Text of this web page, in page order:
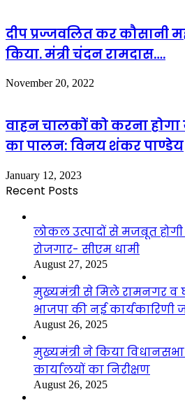
दीप प्रज्जवलित कर कौसानी
किया. मंत्री चंदन रामदास….
November 20, 2022
वाहन चालकों को करना होगा
का पालन: विनय शंकर पाण्डेय
January 12, 2023
Recent Posts
लोकल उत्पादों से मजबूत
रोजगार- सीएम धामी
August 27, 2025
मुख्यमंत्री से मिले रामनगर
भाजपा की नई कार्यकारिणी
August 26, 2025
मुख्यमंत्री ने किया
कार्यालयों का निरीक्षण
August 26, 2025